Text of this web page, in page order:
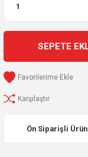
SEPETE
Karşılaştır
Ön Siparişli Ürün